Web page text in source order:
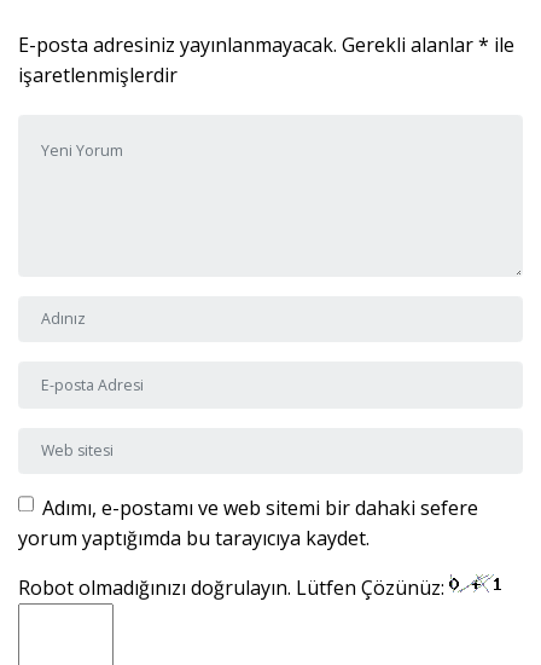
E-posta adresiniz yayınlanmayacak. Gerekli alanlar* ile
işaretlenmişlerdir
Adı ve Soyadı
E-posta Adresi
Web sitesi
Adımı, e-postamı ve web sitemi bir dahaki sefere
yorum yaptığımda bu tarayıcıya kaydet.
Robot olmadığınızı doğrulayın. Lütfen Çözünüz: